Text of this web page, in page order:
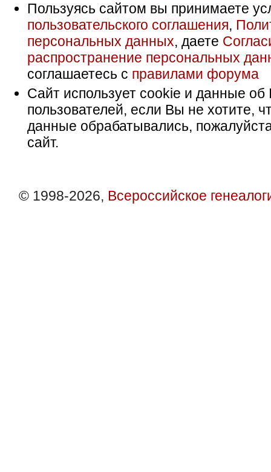
Пользуясь сайтом вы принимаете
пользовательского соглашения,
персональных данных, даете
распространение персональных
соглашаетесь с правилами форума
Сайт использует cookie и данные об
пользователей, если Вы не хотите,
данные обрабатывались,
сайт.
© 1998-2026, Всероссийское